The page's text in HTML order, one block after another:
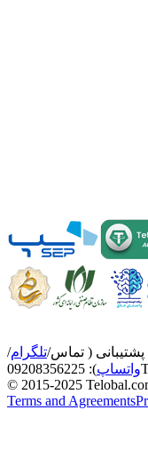
پشتیبانی ( تماس/تلگرام/
واتساپ):
09208356225
© 2015-2025
Terms and Agreements